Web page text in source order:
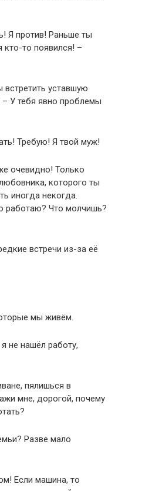
Я против! Раньше ты
кто-то появился! –
встретить уставшую
У тебя явно проблемы
Требую! Я твой муж!
очевидно! Только
которого ты
иногда некогда.
работаю? Что молчишь?
встречи из-за её
мы живём.
не нашёл работу,
пялишься в
мне, дорогой, почему
Разве мало
Если машина, то